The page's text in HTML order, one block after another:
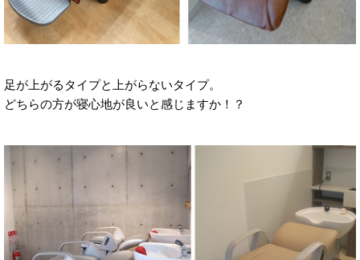
足が上がるタイプと上がらないタイプ。
どちらの方が寝心地が良いと感じますか！？